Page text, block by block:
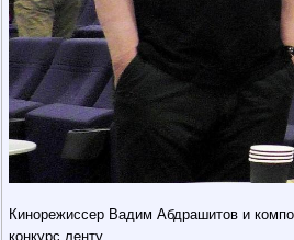
Кинорежиссер Вадим Абдрашитов и
конкурс ленту